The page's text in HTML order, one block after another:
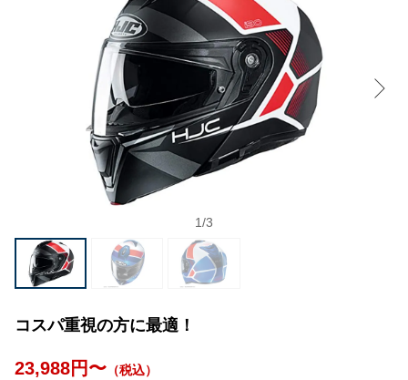
1/3
コスパ重視の方に最適！
23,988円〜 （税込）